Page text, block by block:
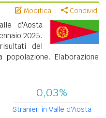
Modifica Condividi
d'Aosta
2025.
del
popolazione. Elaborazione
0,03%
Stranieri in Valle d'Aosta